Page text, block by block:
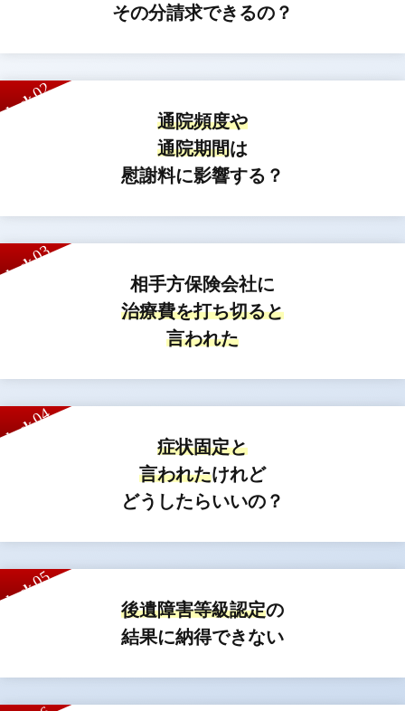
その分請求できるの？
02
通院頻度や
通院期間は
慰謝料に影響する？
03
相手方保険会社に
治療費を打ち切ると
言われた
04
症状固定と
言われたけれど
どうしたらいいの？
05
後遺障害等級認定の
結果に納得できない